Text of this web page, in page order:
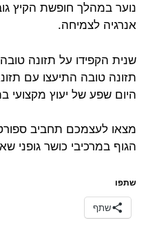
נוער במהלך חופשת הקיץ
אנרגיה לצמיחה.
שנית הקפידו על תזונה
תזונה טובה התיעצו עם
היום שפע של יעוץ מקצועי
מצאו לעצמכם תחביב
הגוף במרכיבי כושר גופני
שתפו
שתף